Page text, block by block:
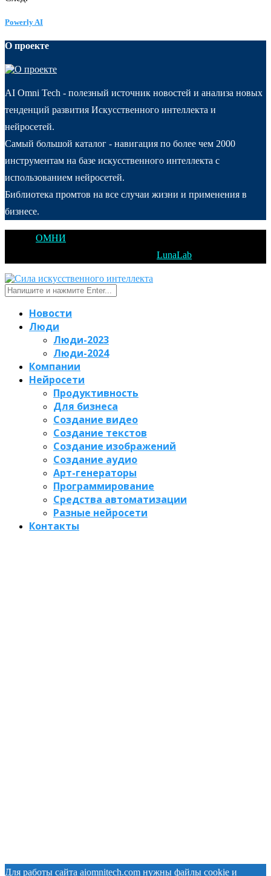
Powerly AI
О проекте
AI Omni Tech - полезный источник новостей и анализа новых
тенденций развития Искусственного интеллекта и
нейросетей.
Самый большой каталог - навигация по более чем 2000
инструментам на базе искусственного интеллекта с
использованием нейросетей.
Библиотека промтов на все случаи жизни и применения в
бизнесе.
ОМНИ
LunaLab
Новости
Люди
Люди-2023
Люди-2024
Компании
Нейросети
Продуктивность
Для бизнеса
Создание видео
Создание текстов
Создание изображений
Создание аудио
Арт-генераторы
Программирование
Средства автоматизации
Разные нейросети
Контакты
Для работы сайта aiomnitech.com нужны файлы cookie и